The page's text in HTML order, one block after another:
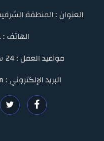
العنوان : المنطقة
الهاتف :
مواعيد العمل : 24 ساعة طوال أيام الأسبوع
البريد الإلكتروني :
تابعنا